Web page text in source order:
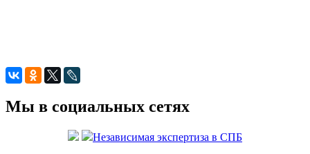
Мы в социальных сетях
Независимая экспертиза в СПБ